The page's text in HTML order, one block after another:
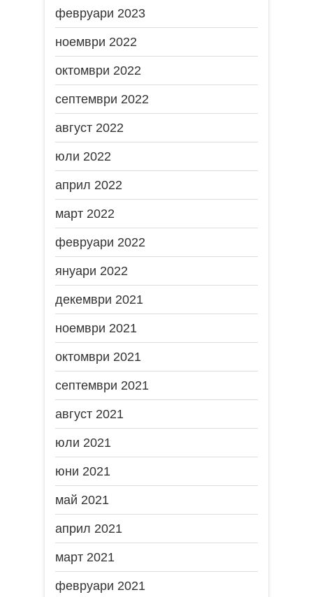
февруари 2023
ноември 2022
октомври 2022
септември 2022
август 2022
юли 2022
април 2022
март 2022
февруари 2022
януари 2022
декември 2021
ноември 2021
октомври 2021
септември 2021
август 2021
юли 2021
юни 2021
май 2021
април 2021
март 2021
февруари 2021